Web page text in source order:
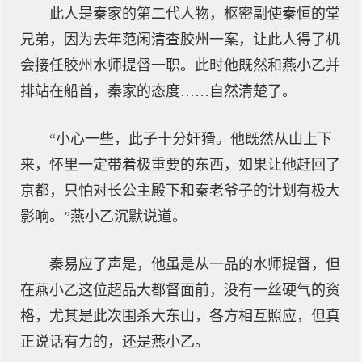
此人是秦家的第二代人物，枢密副使秦恒的堂
兄弟，因为去年范闲清查胶州一案，让此人得了机
会接任胶州水师提督一职。此时他既然和燕小乙并
排站在船首，秦家的态度……自然清楚了。
“小心一些，此子十分奸猾。他既然从山上下
来，怀里一定带着极重要的东西，如果让他赶回了
京都，只怕对长公主殿下和秦老爷子的计划有极大
影响。”燕小乙沉默说道。
秦易应了声是，他虽是从一品的水师提督，但
在燕小乙这位超品大都督面前，没有一丝硬气的资
格，尤其是此次围杀大东山，各方相互照应，但真
正说话有力的，还是燕小乙。